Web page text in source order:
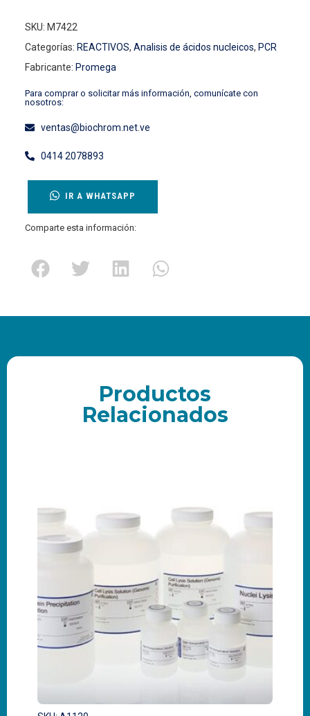
SKU: M7422
Categorías: REACTIVOS, Analisis de ácidos nucleicos, PCR
Fabricante: Promega
Para comprar o solicitar más información, comunícate con
nosotros:
ventas@biochrom.net.ve
0414 2078893
IR A WHATSAPP
Comparte esta información:
Productos
Relacionados